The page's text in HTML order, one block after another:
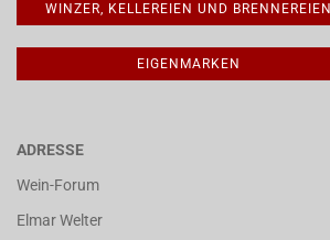
WINZER, KELLEREIEN UND BRENNEREIEN
EIGENMARKEN
ADRESSE
Wein-Forum
Elmar Welter